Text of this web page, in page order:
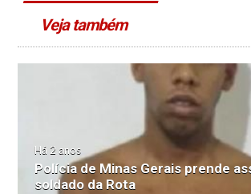
Veja também
Há 2 anos
Polícia de Minas Gerais prende
soldado da Rota